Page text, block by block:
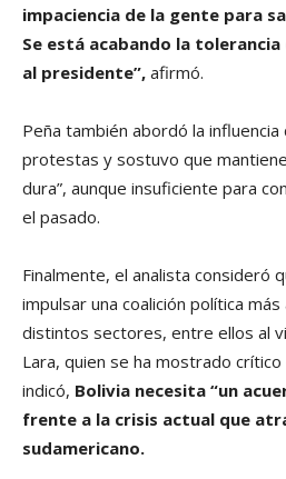
impaciencia de la gente para
Se está acabando la
al presidente”, afirmó.
Peña también abordó la influencia
protestas y sostuvo que
dura”, aunque insuficiente para
el pasado.
Finalmente, el analista consideró
impulsar una coalición política más
distintos sectores, entre ellos al
Lara, quien se ha mostrado crítico
indicó, Bolivia necesita “un
frente a la crisis actual que
sudamericano.